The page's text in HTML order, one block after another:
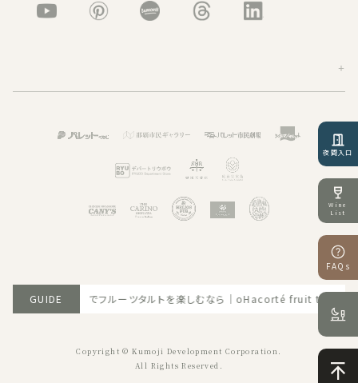
夜間入口
Wine
List
FAQs
GUIDE
那覇でフルーツタルトを楽しむなら｜oHacorté fruit tableへ
Copyright © Kumoji Development Corporation.
All Rights Reserved.